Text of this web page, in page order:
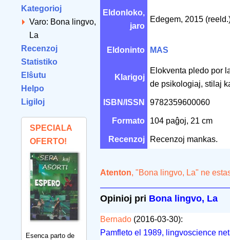
Kategorioj
Varo: Bona lingvo,
La
Recenzoj
Statistiko
Elŝutu
Helpo
Ligiloj
SPECIALA
OFERTO!
Esenca parto de
Eldonloko,
jaro
Edegem, 2015
Eldoninto MAS
Klarigoj
Elokventa pledo por
de psikologiaj, stilaj
ISBN/ISSN 9782359600060
Formato 104 paĝoj, 21 cm
Recenzoj Recenzoj mankas.
Atenton, "Bona lingvo, La" ne
Opinioj pri Bona lingvo, La
Bernado (2016-03-30):
Pamfleto el 1989, lingvoscience